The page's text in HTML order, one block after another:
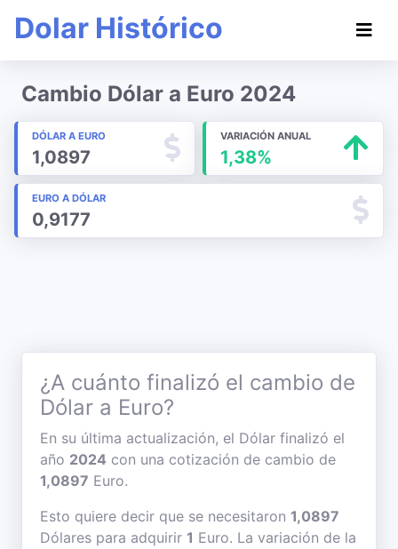
Dolar Histórico
Cambio Dólar a Euro 2024
DÓLAR A EURO
1,0897
VARIACIÓN ANUAL
1,38%
EURO A DÓLAR
0,9177
¿A cuánto finalizó el cambio de
Dólar a Euro?
En su última actualización, el Dólar finalizó el
año 2024 con una cotización de cambio de
1,0897 Euro.
Esto quiere decir que se necesitaron 1,0897
Dólares para adquirir 1 Euro. La variación de la